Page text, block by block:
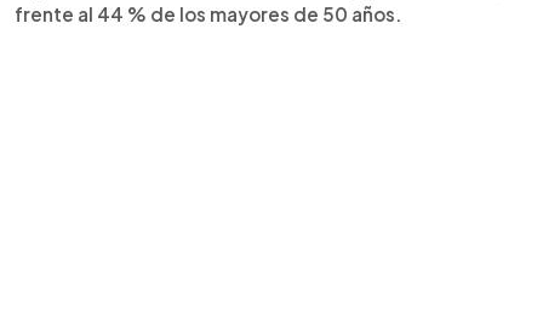
frente al 44 % de los mayores de 50 años.